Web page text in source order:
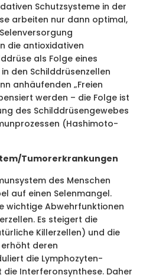
Schutzsysteme in der
arbeiten nur dann optimal,
die antioxidativen
als Folge eines
den Schilddrüsenzellen
anhäufenden „Freien
werden – die Folge ist
des Schilddrüsengewebes
(Hashimoto-
Tumorerkrankungen
des Menschen
auf einen Selenmangel.
wichtige Abwehrfunktionen
Es steigert die
Killerzellen) und die
deren
die Lymphozyten-
Interferonsynthese. Daher